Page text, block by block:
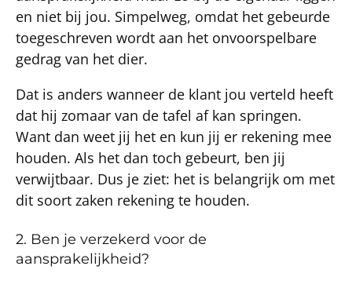
en niet bij jou. Simpelweg, omdat het gebeurde
toegeschreven wordt aan het onvoorspelbare
gedrag van het dier.
Dat is anders wanneer de klant jou verteld heeft
dat hij zomaar van de tafel af kan springen.
Want dan weet jij het en kun jij er rekening mee
houden. Als het dan toch gebeurt, ben jij
verwijtbaar. Dus je ziet: het is belangrijk om met
dit soort zaken rekening te houden.
2. Ben je verzekerd voor de
aansprakelijkheid?